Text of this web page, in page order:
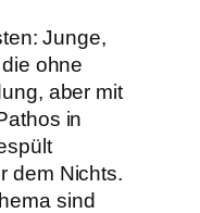
Junge,
ohne
aber mit
in
dem Nichts.
sind